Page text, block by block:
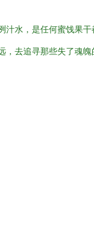
水，是任何蜜饯果干
去追寻那些失了魂魄